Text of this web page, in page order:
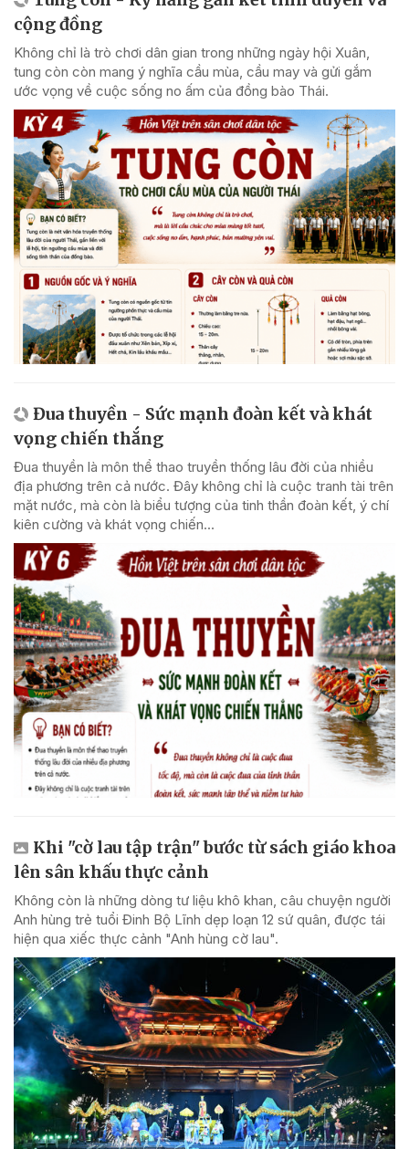
cộng đồng
Không chỉ là trò chơi dân gian trong những ngày hội Xuân,
tung còn còn mang ý nghĩa cầu mùa, cầu may và gửi gắm
ước vọng về cuộc sống no ấm của đồng bào Thái.
Đua thuyền - Sức mạnh đoàn kết và khát
vọng chiến thắng
Đua thuyền là môn thể thao truyền thống lâu đời của nhiều
địa phương trên cả nước. Đây không chỉ là cuộc tranh tài trên
mặt nước, mà còn là biểu tượng của tinh thần đoàn kết, ý chí
kiên cường và khát vọng chiến...
Khi "cờ lau tập trận" bước từ sách giáo khoa
lên sân khấu thực cảnh
Không còn là những dòng tư liệu khô khan, câu chuyện người
Anh hùng trẻ tuổi Đinh Bộ Lĩnh dẹp loạn 12 sứ quân, được tái
hiện qua xiếc thực cảnh "Anh hùng cờ lau".